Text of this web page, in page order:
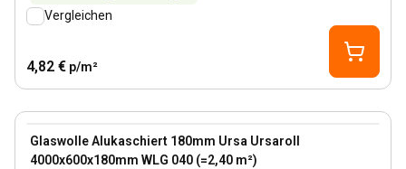
Vergleichen
4,82 € p/m²
Glaswolle Alukaschiert 180mm Ursa Ursaroll
4000x600x180mm WLG 040 (=2,40 m²)
View product